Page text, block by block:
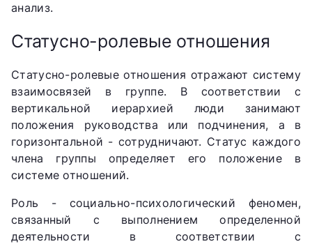
анализ.
Статусно-ролевые отношения
Статусно-ролевые отношения отражают систему
взаимосвязей в группе. В соответствии с
вертикальной иерархией люди занимают
положения руководства или подчинения, а в
горизонтальной - сотрудничают. Статус каждого
члена группы определяет его положение в
системе отношений.
Роль - социально-психологический феномен,
связанный с выполнением определенной
деятельности в соответствии с